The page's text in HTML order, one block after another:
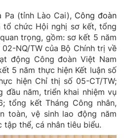
Pa (tỉnh Lào Cai), Công đoàn
tổ chức Hội nghị sơ kết, tổng
trọng, gồm: sơ kết 5 năm
NQ/TW của Bộ Chính trị về
động Công đoàn Việt Nam
5 năm thực hiện Kết luận số
hiện Chỉ thị số 05-CT/TW;
năm, triển khai nhiệm vụ
tổng kết Tháng Công nhân,
toàn, vệ sinh lao động năm
thể, cá nhân tiêu biểu.